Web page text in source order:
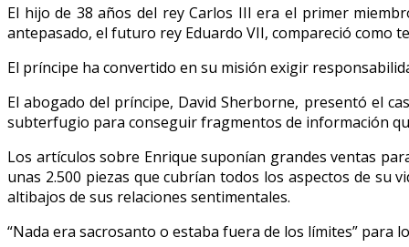
El hijo de 38 años del rey Carlos III era el primer
antepasado, el futuro rey Eduardo VII, compareció como
El príncipe ha convertido en su misión exigir
El abogado del príncipe, David Sherborne, presentó el
subterfugio para conseguir fragmentos de información
Los artículos sobre Enrique suponían grandes ventas
unas 2.500 piezas que cubrían todos los aspectos de su
altibajos de sus relaciones sentimentales.
“Nada era sacrosanto o estaba fuera de los límites” para